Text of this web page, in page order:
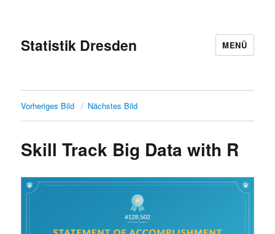
Statistik Dresden MENÜ
Vorheriges Bild Nächstes Bild
Skill Track Big Data with R